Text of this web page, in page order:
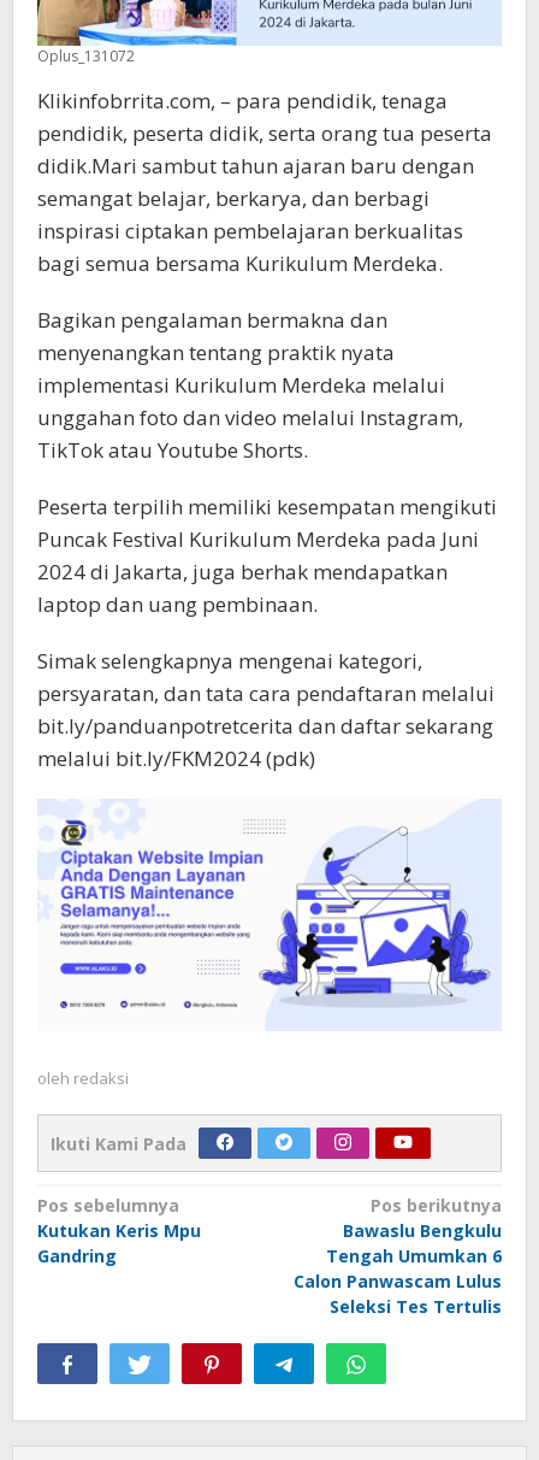
Oplus_131072
Klikinfobrrita.com, – para pendidik, tenaga
pendidik, peserta didik, serta orang tua peserta
didik.Mari sambut tahun ajaran baru dengan
semangat belajar, berkarya, dan berbagi
inspirasi ciptakan pembelajaran berkualitas
bagi semua bersama Kurikulum Merdeka.
Bagikan pengalaman bermakna dan
menyenangkan tentang praktik nyata
implementasi Kurikulum Merdeka melalui
unggahan foto dan video melalui Instagram,
TikTok atau Youtube Shorts.
Peserta terpilih memiliki kesempatan mengikuti
Puncak Festival Kurikulum Merdeka pada Juni
2024 di Jakarta, juga berhak mendapatkan
laptop dan uang pembinaan.
Simak selengkapnya mengenai kategori,
persyaratan, dan tata cara pendaftaran melalui
bit.ly/panduanpotretcerita dan daftar sekarang
melalui bit.ly/FKM2024 (pdk)
oleh redaksi
Ikuti Kami Pada
Navigasi
pos
Pos sebelumnya
Kutukan Keris Mpu
Gandring
Pos berikutnya
Bawaslu Bengkulu
Tengah Umumkan 6
Calon Panwascam Lulus
Seleksi Tes Tertulis